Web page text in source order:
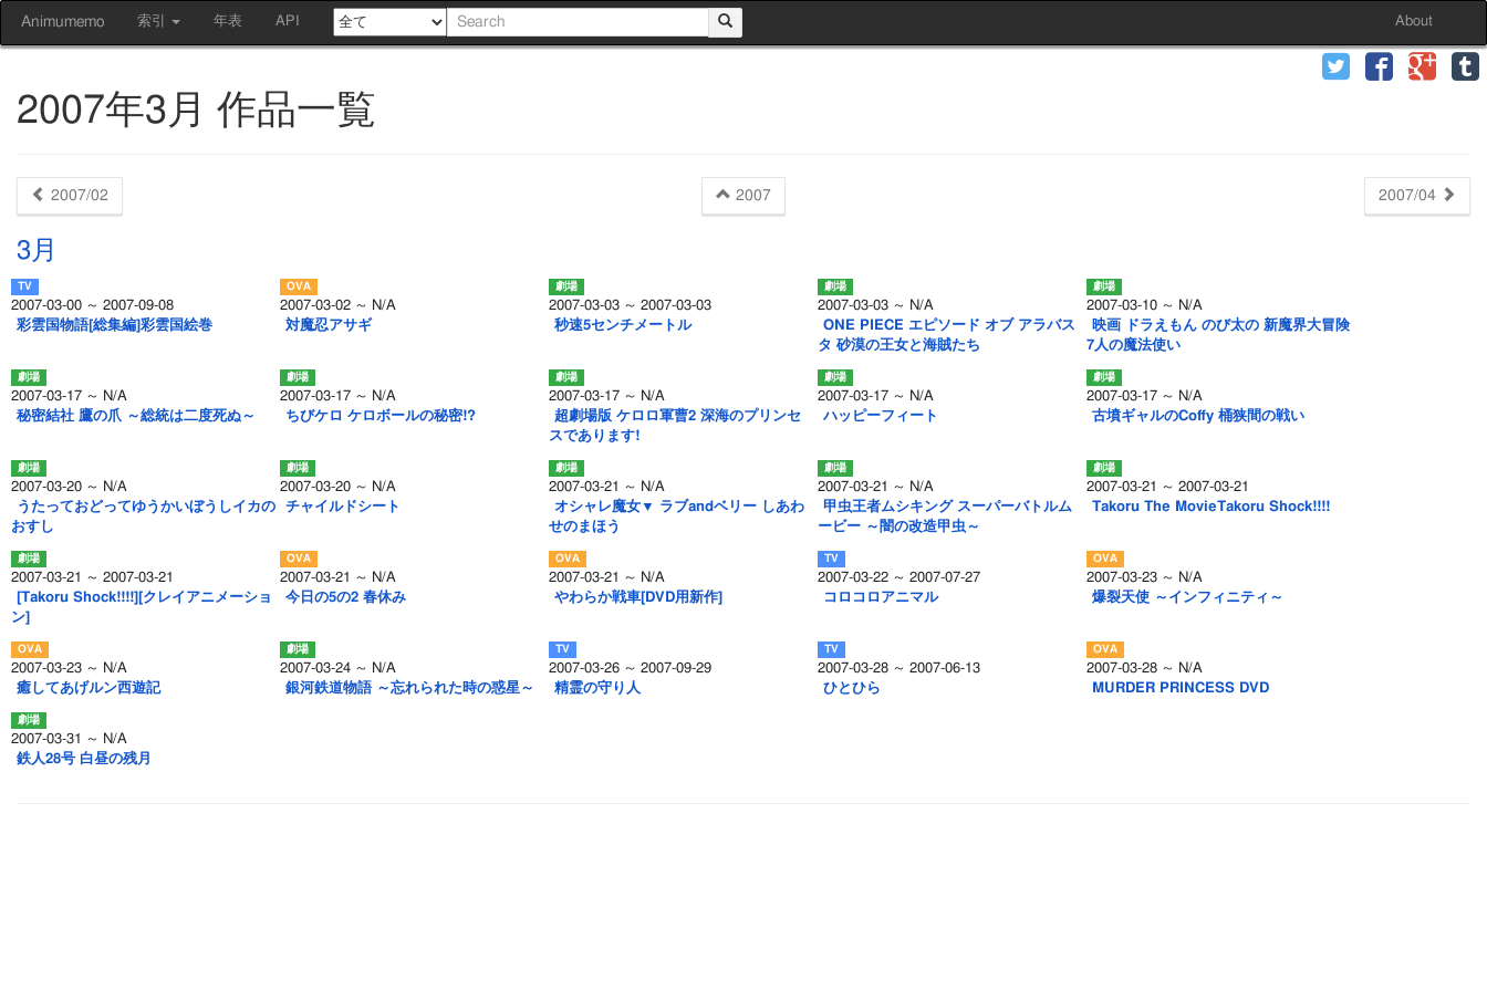
Animumemo 索引 年表 API About
2007年3月 作品一覧
2007/02 2007 2007/04
3月
2007-03-00 ～ 2007-09-08
彩雲国物語[総集編]彩雲国絵巻
2007-03-02 ～ N/A
対魔忍アサギ
2007-03-03 ～ 2007-03-03
秒速5センチメートル
2007-03-03 ～ N/A
ONE PIECE エピソード オブ アラバス
タ 砂漠の王女と海賊たち
2007-03-10 ～ N/A
映画 ドラえもん のび太の 新魔界大冒険
7人の魔法使い
2007-03-17 ～ N/A
秘密結社 鷹の爪 ～総統は二度死ぬ～
2007-03-17 ～ N/A
ちびケロ ケロボールの秘密!?
2007-03-17 ～ N/A
超劇場版 ケロロ軍曹2 深海のプリンセ
スであります!
2007-03-17 ～ N/A
ハッピーフィート
2007-03-17 ～ N/A
古墳ギャルのCoffy 桶狭間の戦い
2007-03-20 ～ N/A
うたっておどってゆうかいぼうしイカの
おすし
2007-03-20 ～ N/A
チャイルドシート
2007-03-21 ～ N/A
オシャレ魔女▼ ラブandベリー しあわ
せのまほう
2007-03-21 ～ N/A
甲虫王者ムシキング スーパーバトルム
ービー ～闇の改造甲虫～
2007-03-21 ～ 2007-03-21
Takoru The MovieTakoru Shock!!!!
2007-03-21 ～ 2007-03-21
[Takoru Shock!!!!][クレイアニメーショ
ン]
2007-03-21 ～ N/A
今日の5の2 春休み
2007-03-21 ～ N/A
やわらか戦車[DVD用新作]
2007-03-22 ～ 2007-07-27
コロコロアニマル
2007-03-23 ～ N/A
爆裂天使 ～インフィニティ～
2007-03-23 ～ N/A
癒してあげルン西遊記
2007-03-24 ～ N/A
銀河鉄道物語 ～忘れられた時の惑星～
2007-03-26 ～ 2007-09-29
精霊の守り人
2007-03-28 ～ 2007-06-13
ひとひら
2007-03-28 ～ N/A
MURDER PRINCESS DVD
2007-03-31 ～ N/A
鉄人28号 白昼の残月